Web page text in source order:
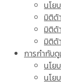
นโย
มิติด้
มิติด้
มิติด้
การกำกับ
นโย
นโย